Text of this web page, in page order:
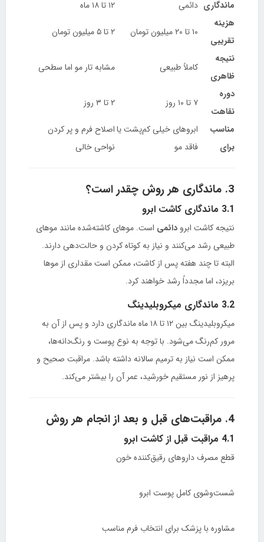
ماندگاری دائمی
۱۲ تا ۱۸ ماه
هزینه
تقریبی
۱۰ تا ۲۰ میلیون تومان ۲ تا ۵ میلیون تومان
نتیجه
ظاهری
کاملاً طبیعی مشابه تار مو اما سطحی
دوره
نقاهت
۷ تا ۱۰ روز ۲ تا ۳ روز
مناسب
برای
ابروهای خیلی کم‌پشت یا
فاقد مو
اصلاح فرم و پر کردن
نواحی خالی
3. ماندگاری هر روش چقدر است؟
3.1 ماندگاری کاشت ابرو
نتیجه کاشت ابرو دائمی است. موهای کاشته‌شده مانند موهای
طبیعی رشد می‌کنند و نیاز به کوتاه کردن و حالت‌دهی دارند.
البته تا چند هفته پس از کاشت، ممکن است مقداری از موها
بریزد، اما مجدداً رشد خواهند کرد.
3.2 ماندگاری میکروبلیدینگ
میکروبلیدینگ بین ۱۲ تا ۱۸ ماه ماندگاری دارد و پس از آن به
مرور کم‌رنگ می‌شود. با توجه به نوع پوست و رنگ‌دانه‌ها،
ممکن است نیاز به ترمیم سالانه داشته باشد. مراقبت صحیح و
پرهیز از نور مستقیم خورشید، عمر آن را بیشتر می‌کند.
4. مراقبت‌های قبل و بعد از انجام هر روش
4.1 مراقبت قبل از کاشت ابرو
قطع مصرف داروهای رقیق‌کننده خون
شست‌وشوی کامل پوست ابرو
مشاوره با پزشک برای انتخاب فرم مناسب